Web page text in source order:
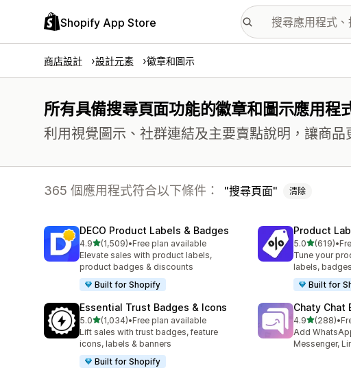
Shopify App Store
商店設計 設計元素 徽章和圖示
所有具備搜尋頁面功能的徽章和圖示應用程
利用視覺圖示、社群連結及主要賣點說明，讓商品
365 個應用程式符合以下條件： 搜尋頁面 清除
DECO Product Labels & Badges
4.9滿分 5 顆星
(1,509)
共有 1509 則評價
•Free plan available
Elevate sales with product labels,
product badges & discounts
Built for Shopify
Product
5.0滿分 5 顆星
(619)
共有 619 則評
•
Tune your
labels,
Built for
Essential Trust Badges & Icons
5.0滿分 5 顆星
(1,034)
共有 1034 則評價
•Free plan available
Lift sales with trust badges, feature
icons, labels & banners
Built for Shopify
Chaty Chat
4.9滿分 5 顆星
(288)
共有 288 則評
•
Add
Messenger,